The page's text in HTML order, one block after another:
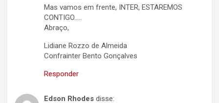
Mas vamos em frente, INTER, ESTAREMOS
CONTIGO…..
Abraço,
Lidiane Rozzo de Almeida
Confrainter Bento Gonçalves
Responder
Edson Rhodes disse: